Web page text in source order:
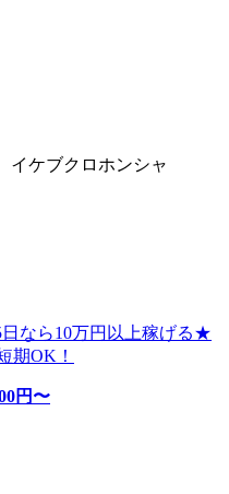
ケブクロホンシャ
なら10万円以上稼げる★
期OK！
円〜